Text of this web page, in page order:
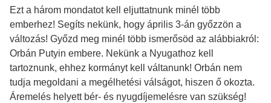
Ezt a három mondatot kell eljuttatnunk minél több
emberhez! Segíts nekünk, hogy április 3-án győzzön a
változás! Győzd meg minél több ismerősöd az alábbiakról:
Orbán Putyin embere. Nekünk a Nyugathoz kell
tartoznunk, ehhez kormányt kell váltanunk! Orbán nem
tudja megoldani a megélhetési válságot, hiszen ő okozta.
Áremelés helyett bér- és nyugdíjemelésre van szükség!